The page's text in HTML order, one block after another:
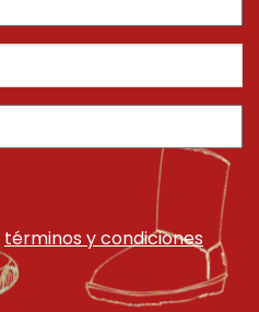
términos y condiciones